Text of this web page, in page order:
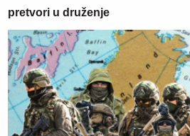
pretvori u druženje